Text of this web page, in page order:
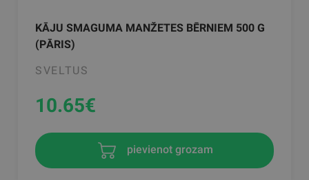
KĀJU SMAGUMA MANŽETES BĒRNIEM 500 G
(PĀRIS)
SVELTUS
10.65€
pievienot grozam